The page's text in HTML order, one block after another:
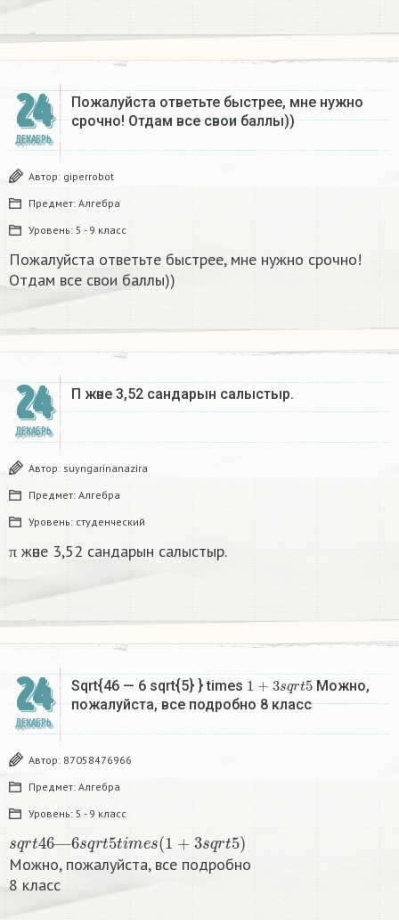
24
ДЕКАБРЬ
Пожалуйста ответьте быстрее, мне нужно
срочно! Отдам все свои баллы))
Автор: giperrobot
Предмет: Алгебра
Уровень: 5 - 9 класс
Пожалуйста ответьте быстрее, мне нужно срочно!
Отдам все свои баллы))
24
ДЕКАБРЬ
Π және 3,52 сандарын салыстыр. ​
Автор: suyngarinanazira
Предмет: Алгебра
Уровень: студенческий
π және 3,52 сандарын салыстыр.
24
ДЕКАБРЬ
Sqrt{46 — 6 sqrt{5} } times 1+3sqrt5
Можно,
пожалуйста, все подробно 8 класс​
Автор: 87058476966
Предмет: Алгебра
Уровень: 5 - 9 класс
t 46 6 t5t im 1+ q )
Можно, пожалуйста, все подробно
8 класс​